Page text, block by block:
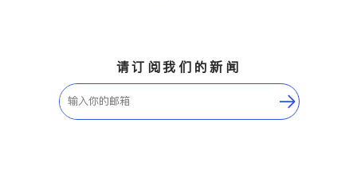
请订阅我们的新闻